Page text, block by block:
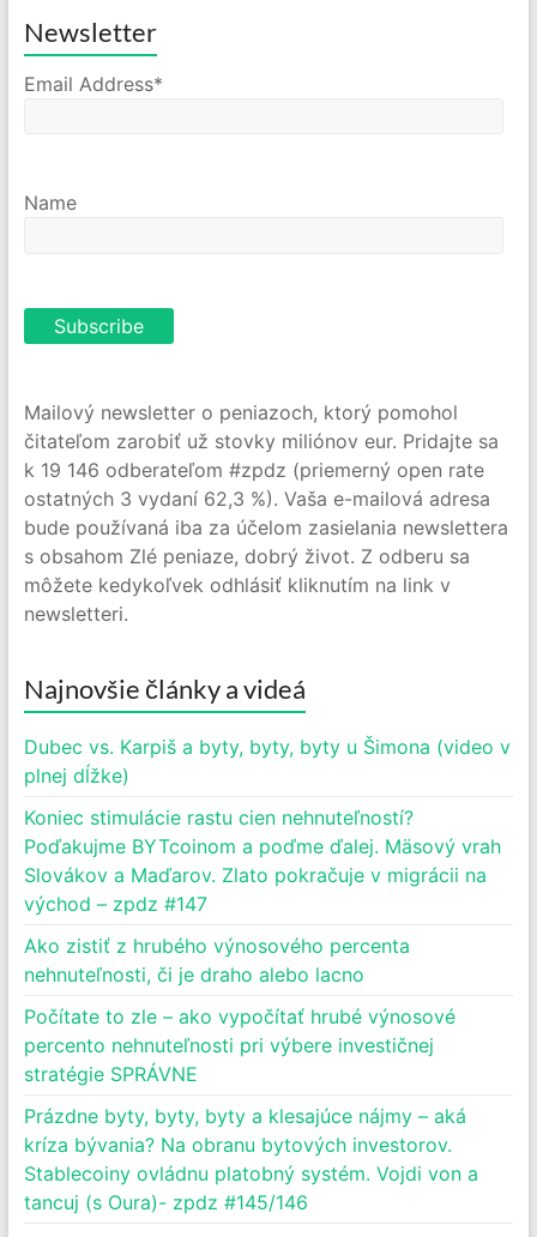
Newsletter
Email Address*
Name
Mailový newsletter o peniazoch, ktorý pomohol
čitateľom zarobiť už stovky miliónov eur. Pridajte sa
k 19 146 odberateľom #zpdz (priemerný open rate
ostatných 3 vydaní 62,3 %). Vaša e-mailová adresa
bude používaná iba za účelom zasielania newslettera
s obsahom Zlé peniaze, dobrý život. Z odberu sa
môžete kedykoľvek odhlásiť kliknutím na link v
newsletteri.
Najnovšie články a videá
Dubec vs. Karpiš a byty, byty, byty u Šimona (video v
plnej dĺžke)
Koniec stimulácie rastu cien nehnuteľností?
Poďakujme BYTcoinom a poďme ďalej. Mäsový vrah
Slovákov a Maďarov. Zlato pokračuje v migrácii na
východ – zpdz #147
Ako zistiť z hrubého výnosového percenta
nehnuteľnosti, či je draho alebo lacno
Počítate to zle – ako vypočítať hrubé výnosové
percento nehnuteľnosti pri výbere investičnej
stratégie SPRÁVNE
Prázdne byty, byty, byty a klesajúce nájmy – aká
kríza bývania? Na obranu bytových investorov.
Stablecoiny ovládnu platobný systém. Vojdi von a
tancuj (s Oura)- zpdz #145/146